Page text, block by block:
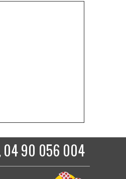
04 90 056 004